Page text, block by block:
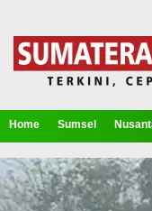
Home Sumsel